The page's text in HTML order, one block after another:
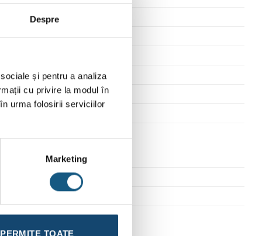
Despre
și pentru a analiza
cu privire la modul în
urma folosirii serviciilor
Marketing
PERMITE TOATE
online (DOL)
2 m